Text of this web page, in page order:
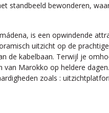
standbeeld bewonderen,
is een opwindende
uitzicht op de
de kabelbaan. Terwijl je
Marokko op heldere
zoals :